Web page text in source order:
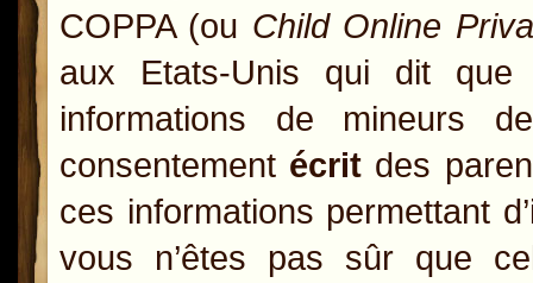
COPPA (ou Child Online
aux Etats-Unis qui dit que
informations de mineurs
consentement écrit des
ces informations permettant
vous n’êtes pas sûr que